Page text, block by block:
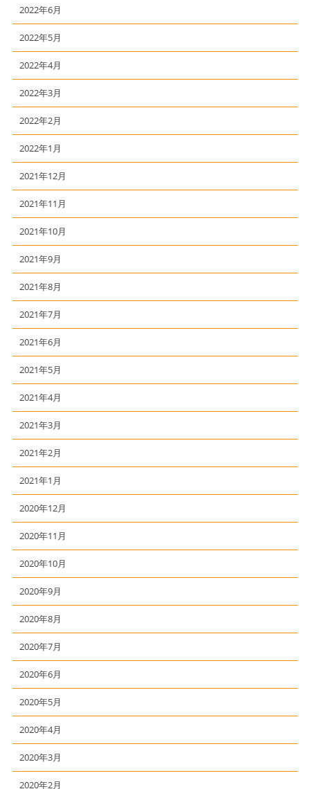
2022年6月
2022年5月
2022年4月
2022年3月
2022年2月
2022年1月
2021年12月
2021年11月
2021年10月
2021年9月
2021年8月
2021年7月
2021年6月
2021年5月
2021年4月
2021年3月
2021年2月
2021年1月
2020年12月
2020年11月
2020年10月
2020年9月
2020年8月
2020年7月
2020年6月
2020年5月
2020年4月
2020年3月
2020年2月